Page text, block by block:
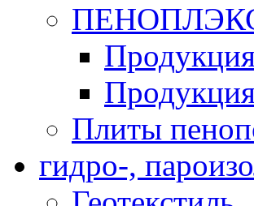
ПЕНОПЛЭКС
Плиты
гидро-,